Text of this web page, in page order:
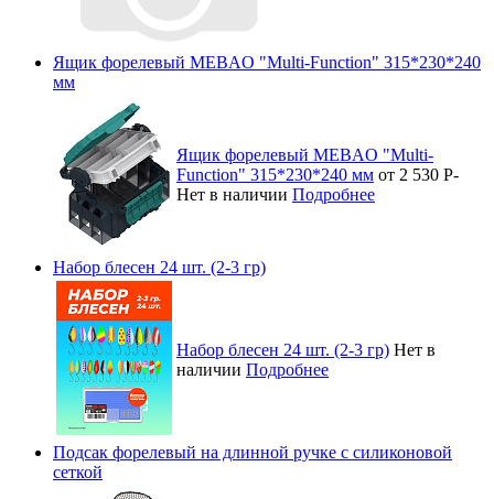
Ящик форелевый MEBAO "Multi-Function" 315*230*240
мм
Ящик форелевый MEBAO "Multi-
Function" 315*230*240 мм от 2 530 Р-
Нет в наличии Подробнее
Набор блесен 24 шт. (2-3 гр)
Набор блесен 24 шт. (2-3 гр) Нет в
наличии Подробнее
Подсак форелевый на длинной ручке с силиконовой
сеткой